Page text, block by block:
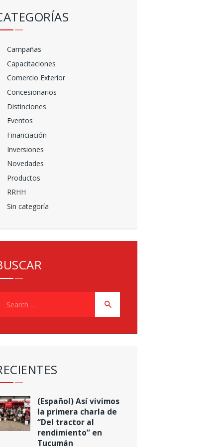
Campañas
Capacitaciones
Comercio Exterior
Concesionarios
Distinciones
Eventos
Financiación
Inversiones
Novedades
Productos
RRHH
Sin categoría
(Español) Así vivimos
la primera charla de
“Del tractor al
rendimiento” en
Tucumán